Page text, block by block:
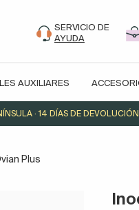
SERVICIO DE
AYUDA
AUXILIARES
· 14 DÍAS DE DEVOLUCIÓN
Plus